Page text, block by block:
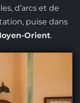
d’arcs et de
puise dans
Orient.